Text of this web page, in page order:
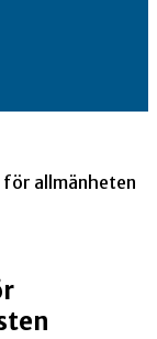
allmänheten